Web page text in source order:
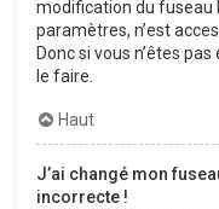
modification du fuseau
paramètres, n’est
Donc si vous n’êtes
le faire.
Haut
J’ai changé mon
incorrecte !